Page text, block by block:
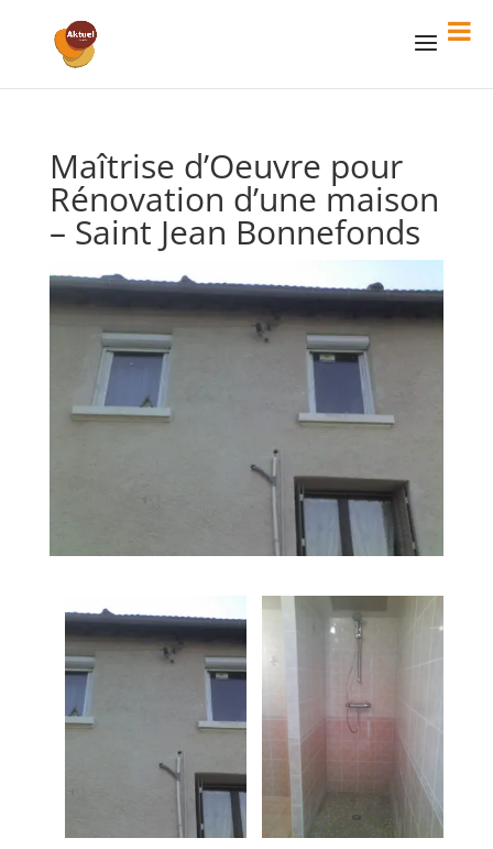
Maîtrise d’Oeuvre pour
Rénovation d’une maison
– Saint Jean Bonnefonds